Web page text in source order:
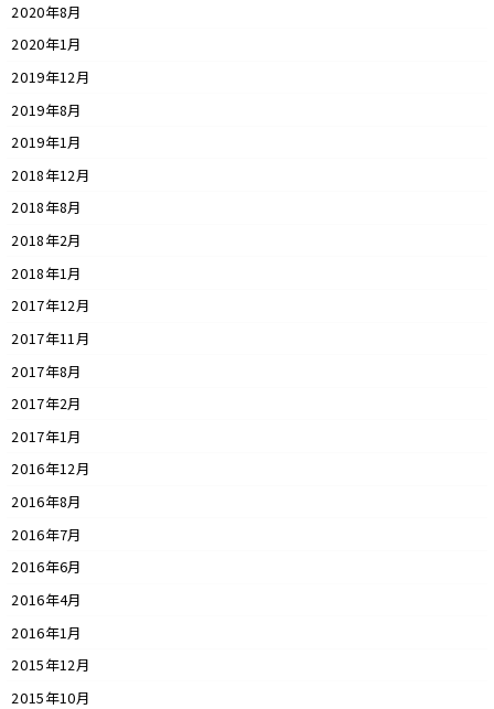
2020年8月
2020年1月
2019年12月
2019年8月
2019年1月
2018年12月
2018年8月
2018年2月
2018年1月
2017年12月
2017年11月
2017年8月
2017年2月
2017年1月
2016年12月
2016年8月
2016年7月
2016年6月
2016年4月
2016年1月
2015年12月
2015年10月